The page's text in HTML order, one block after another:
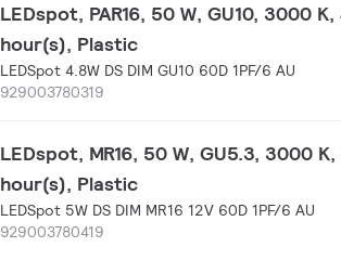
LEDspot, PAR16, 50 W, GU10, 3000
hour(s), Plastic
LEDSpot 4.8W DS DIM GU10 60D 1PF/6 AU
929003780319
LEDspot, MR16, 50 W, GU5.3, 3000
hour(s), Plastic
LEDSpot 5W DS DIM MR16 12V 60D 1PF/6 AU
929003780419